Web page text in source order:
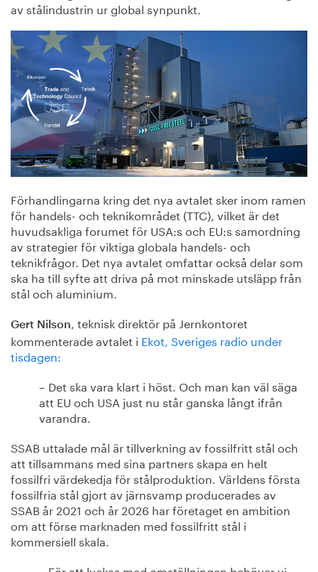
av stålindustrin ur global synpunkt.
Förhandlingarna kring det nya avtalet sker inom ramen
för handels- och teknikområdet (TTC), vilket är det
huvudsakliga forumet för USA:s och EU:s samordning
av strategier för viktiga globala handels- och
teknikfrågor. Det nya avtalet omfattar också delar som
ska ha till syfte att driva på mot minskade utsläpp från
stål och aluminium.
Gert Nilson, teknisk direktör på Jernkontoret
kommenterade avtalet i Ekot, Sveriges radio under
tisdagen:
– Det ska vara klart i höst. Och man kan väl säga
att EU och USA just nu står ganska långt ifrån
varandra.
SSAB uttalade mål är tillverkning av fossilfritt stål och
att tillsammans med sina partners skapa en helt
fossilfri värdekedja för stålproduktion. Världens första
fossilfria stål gjort av järnsvamp producerades av
SSAB år 2021 och år 2026 har företaget en ambition
om att förse marknaden med fossilfritt stål i
kommersiell skala.